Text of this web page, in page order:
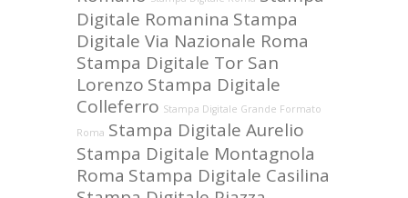
Digitale Romanina Stampa
Digitale Via Nazionale Roma
Stampa Digitale Tor San
Lorenzo Stampa Digitale
Colleferro Stampa Digitale Grande Formato
Roma Stampa Digitale Aurelio
Stampa Digitale Montagnola
Roma Stampa Digitale Casilina